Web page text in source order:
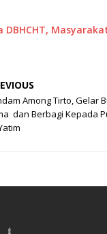
DBHCHT,
Among Tirto, Gelar
dan Berbagi Kepada